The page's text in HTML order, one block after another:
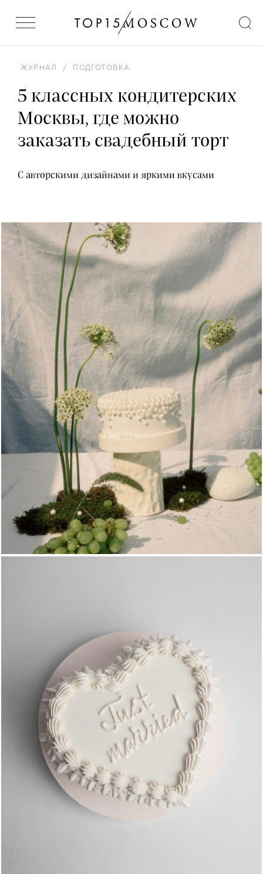
ЖУРНАЛ / ПОДГОТОВКА
5 классных кондитерских
Москвы, где можно
заказать свадебный торт
С авторскими дизайнами и яркими вкусами